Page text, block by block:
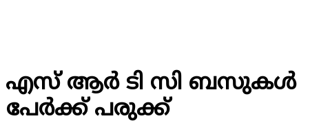
എസ് ആര്‍ ടി സി ബസുകള്‍
പേര്‍ക്ക് പരുക്ക്